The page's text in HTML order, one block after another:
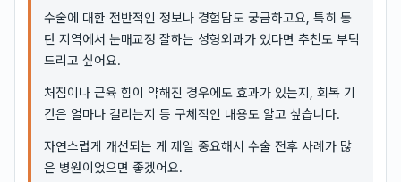
수술에 대한 전반적인 정보나 경험담도 궁금하고요, 특히 동
탄 지역에서 눈매교정 잘하는 성형외과가 있다면 추천도 부탁
드리고 싶어요.
처짐이나 근육 힘이 약해진 경우에도 효과가 있는지, 회복 기
간은 얼마나 걸리는지 등 구체적인 내용도 알고 싶습니다.
자연스럽게 개선되는 게 제일 중요해서 수술 전후 사례가 많
은 병원이었으면 좋겠어요.